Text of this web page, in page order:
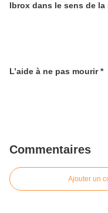
Ibrox dans le sens de la
L’aide à ne pas mourir *
Commentaires
Ajouter un